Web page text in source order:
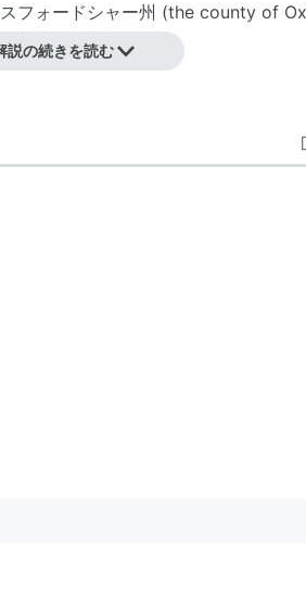
フォードシャー州 (the county of
説の続きを読む